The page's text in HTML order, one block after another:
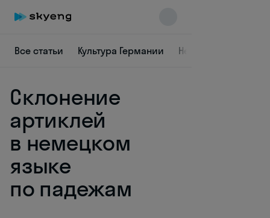
Все статьи Культура Германии Немецкая лексика
Склонение
артиклей
в немецком
языке
по падежам
online